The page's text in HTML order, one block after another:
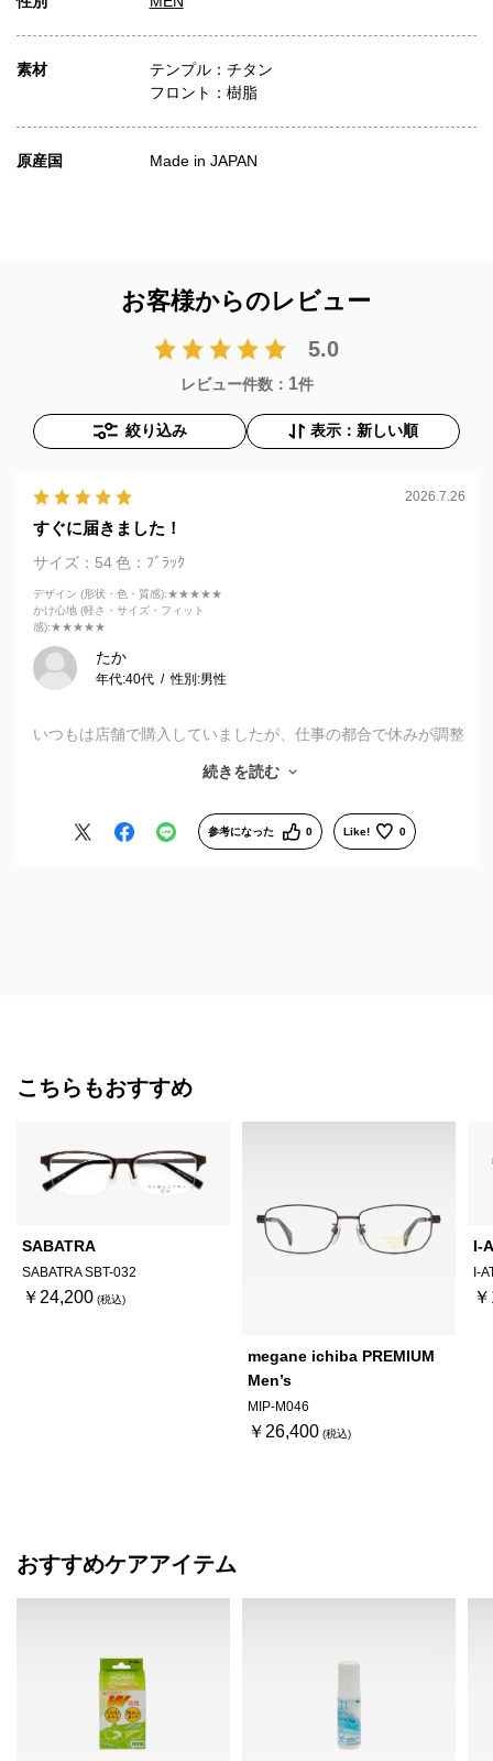
素材
テンプル：チタン
フロント：樹脂
原産国 Made in JAPAN
お客様からのレビュー
5.0
レビュー件数： 1件
絞り込み 表示：新しい順
2026.7.26
すぐに届きました！
サイズ：54色：ﾌﾞﾗｯｸ
デザイン (形状・色・質感):★★★★★
かけ心地 (軽さ・サイズ・フィット
感):★★★★★
たか
年代:40代 性別:男性
いつもは店舗で購入していましたが、仕事の都合で休みが調整
入出来るみたいだったので、すぐに注文しました。操作は簡単
た。ありがとうございます。また次回もよろしくお願いしま
続きを読む
参考になった 0 Like! 0
こちらもおすすめ
SABATRA
SABATRA SBT-032
￥24,200
megane ichiba PREMIUM
Men’s
MIP-M046
￥26,400
I-
I-
おすすめケアアイテム